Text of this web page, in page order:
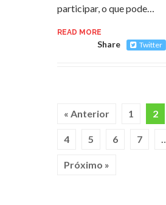
participar, o que pode…
READ MORE
Share Twitter
« Anterior 1 2
4 5 6 7
Próximo »